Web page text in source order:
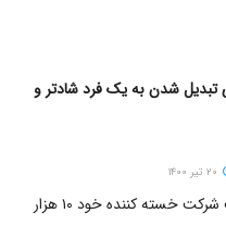
تبدیل شدن به یک فرد شادتر و
ایلان ماسک می گوید از طریق وب سایت شرکت خسته کننده خود ۱۰ هزار